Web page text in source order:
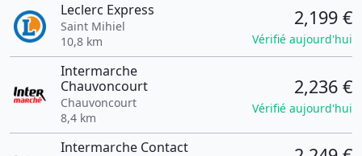
Leclerc Express
Saint Mihiel
10,8 km
2,199 €
Vérifié aujourd'hui
Intermarche
Chauvoncourt
Chauvoncourt
8,4 km
2,236 €
Vérifié aujourd'hui
Intermarche Contact